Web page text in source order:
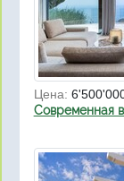
Цена:
Современная